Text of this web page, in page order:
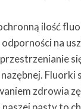
ilość
na
zdrowia